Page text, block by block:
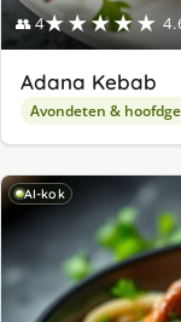
👥 4★★★★★
Adana Kebab
Avondeten &
AI-kok